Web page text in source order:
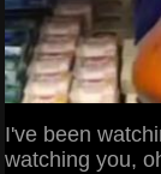
I've been
watching you,